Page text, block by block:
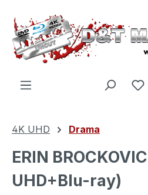
Zum Hauptinhalt springen
4K UHD Drama
ERIN
UHD+Blu-ray)